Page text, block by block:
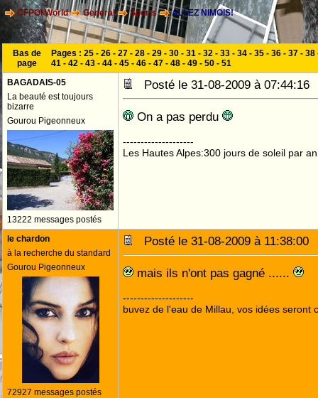
CFPOI World General Sports ALLEZ NIMOIS!
Bas de
page
Pages : 25 - 26 - 27 - 28 - 29 - 30 - 31 - 32 - 33 - 34 - 35 - 36 - 37 - 38
41 - 42 - 43 - 44 - 45 - 46 - 47 - 48 - 49 - 50 - 51
BAGADAIS-05
La beauté est toujours
bizarre
Gourou Pigeonneux
13222 messages postés
Posté le 31-08-2009 à
On a pas perdu
--------------------
Les Hautes Alpes:300 jours de soleil par an
le chardon
à la recherche du standard
Gourou Pigeonneux
72927 messages postés
Posté le 31-08-2009 à
mais ils n'ont pas gagné ......
--------------------
buvez de l'eau de Millau, vos idées seront